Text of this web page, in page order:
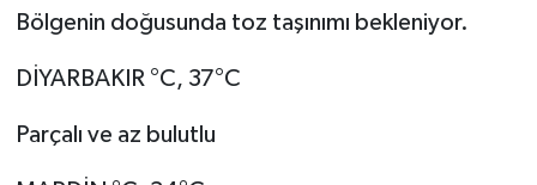
Bölgenin doğusunda toz taşınımı bekleniyor.
DİYARBAKIR °C, 37°C
Parçalı ve az bulutlu